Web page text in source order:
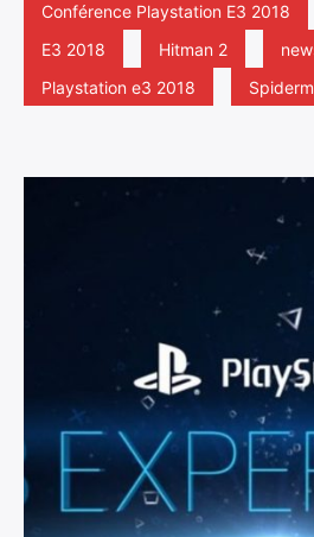
Conférence Playstation E3 2018
E3 2018
Hitman 2
Playstation e3 2018